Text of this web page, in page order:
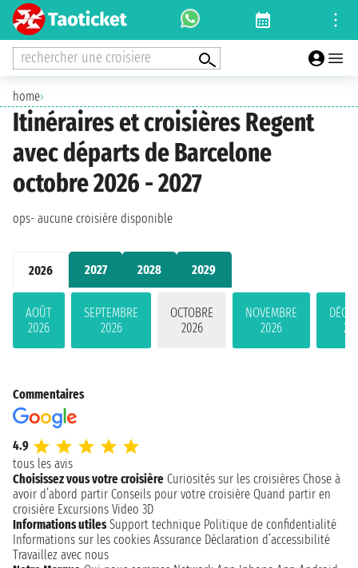
rechercher une croisiere
home›
Itinéraires et croisières Regent
avec départs de Barcelone
octobre 2026 - 2027
2026 2027 2028 2029
AOÛT
2026
SEPTEMBRE
2026
OCTOBRE
2026
NOVEMBRE
2026
ops- aucune croisière disponible
Commentaires
4.9
tous les avis
Choisissez vous votre croisière Curiosités sur les croisières Chose à
avoir d’abord partir Conseils pour votre croisière Quand partir en
croisière Excursions Video 3D
Informations utiles Support technique Politique de confidentialité
Informations sur les cookies Assurance Déclaration d’accessibilité
Travaillez avec nous